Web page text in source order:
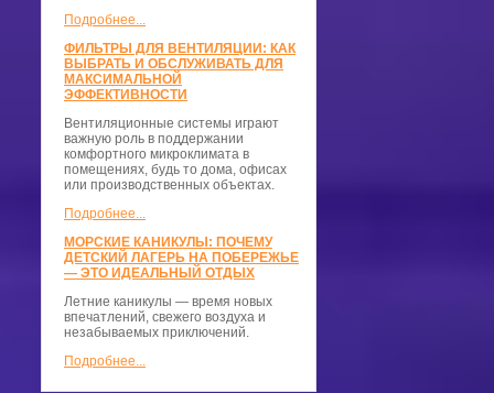
Подробнее...
ФИЛЬТРЫ ДЛЯ ВЕНТИЛЯЦИИ: КАК
ВЫБРАТЬ И ОБСЛУЖИВАТЬ ДЛЯ
МАКСИМАЛЬНОЙ
ЭФФЕКТИВНОСТИ
Вентиляционные системы играют
важную роль в поддержании
комфортного микроклимата в
помещениях, будь то дома, офисах
или производственных объектах.
Подробнее...
МОРСКИЕ КАНИКУЛЫ: ПОЧЕМУ
ДЕТСКИЙ ЛАГЕРЬ НА ПОБЕРЕЖЬЕ
— ЭТО ИДЕАЛЬНЫЙ ОТДЫХ
Летние каникулы — время новых
впечатлений, свежего воздуха и
незабываемых приключений.
Подробнее...